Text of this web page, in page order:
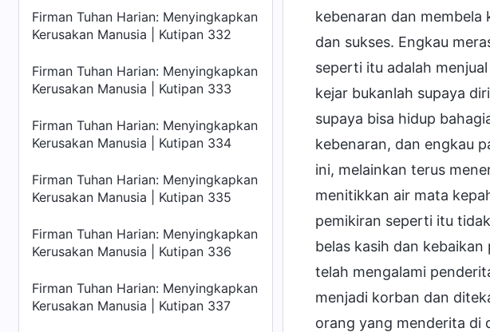
Firman Tuhan Harian: Menyingkapkan
Kerusakan Manusia | Kutipan 332
Firman Tuhan Harian: Menyingkapkan
Kerusakan Manusia | Kutipan 333
Firman Tuhan Harian: Menyingkapkan
Kerusakan Manusia | Kutipan 334
Firman Tuhan Harian: Menyingkapkan
Kerusakan Manusia | Kutipan 335
Firman Tuhan Harian: Menyingkapkan
Kerusakan Manusia | Kutipan 336
Firman Tuhan Harian: Menyingkapkan
Kerusakan Manusia | Kutipan 337
kebenaran dan membela
dan sukses. Engkau
seperti itu adalah
kejar bukanlah supaya
supaya bisa hidup
kebenaran, dan engkau
ini, melainkan terus
menitikkan air mata
pemikiran seperti itu
belas kasih dan
telah mengalami
menjadi korban dan
orang yang menderita di